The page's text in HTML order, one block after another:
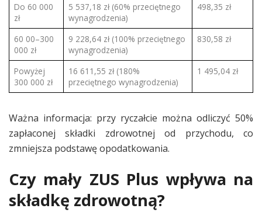
Do 60 000
zł
5 537,18 zł (60% przeciętnego
wynagrodzenia)
498,35 zł
60 00–300
000 zł
9 228,64 zł (100% przeciętnego
wynagrodzenia)
830,58 zł
Powyżej
300 000 zł
16 611,55 zł (180%
przeciętnego wynagrodzenia)
1 495,04 zł
Ważna informacja: przy ryczałcie można odliczyć 50%
zapłaconej składki zdrowotnej od przychodu, co
zmniejsza podstawę opodatkowania.
Czy mały ZUS Plus wpływa na
składkę zdrowotną?